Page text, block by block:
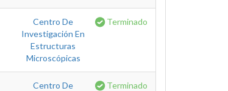
Centro De
Investigación En
Estructuras
Microscópicas
Terminado
Centro De
Terminado